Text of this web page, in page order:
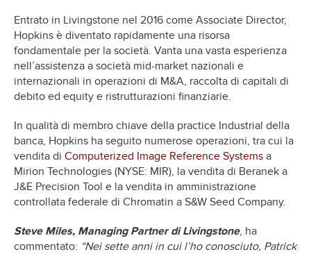
Entrato in Livingstone nel 2016 come Associate Director,
Hopkins è diventato rapidamente una risorsa
fondamentale per la società. Vanta una vasta esperienza
nell’assistenza a società mid-market nazionali e
internazionali in operazioni di M&A, raccolta di capitali di
debito ed equity e ristrutturazioni finanziarie.
In qualità di membro chiave della practice Industrial della
banca, Hopkins ha seguito numerose operazioni, tra cui la
vendita di Computerized Image Reference Systems a
Mirion Technologies (NYSE: MIR), la vendita di Beranek a
J&E Precision Tool e la vendita in amministrazione
controllata federale di Chromatin a S&W Seed Company.
Steve Miles, Managing Partner di Livingstone, ha
commentato: “Nei sette anni in cui l’ho conosciuto, Patrick